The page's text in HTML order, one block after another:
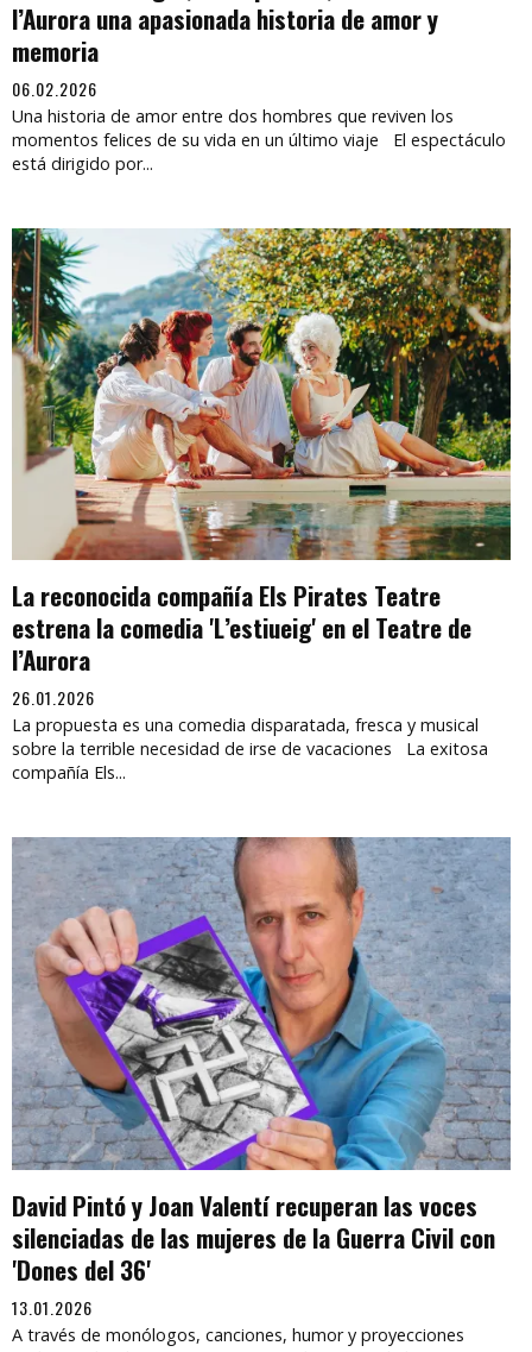
l’Aurora una apasionada historia de amor y
memoria
06.02.2026
Una historia de amor entre dos hombres que reviven los
momentos felices de su vida en un último viaje El espectáculo
está dirigido por...
La reconocida compañía Els Pirates Teatre
estrena la comedia 'L’estiueig' en el Teatre de
l’Aurora
26.01.2026
La propuesta es una comedia disparatada, fresca y musical
sobre la terrible necesidad de irse de vacaciones La exitosa
compañía Els...
David Pintó y Joan Valentí recuperan las voces
silenciadas de las mujeres de la Guerra Civil con
'Dones del 36'
13.01.2026
A través de monólogos, canciones, humor y proyecciones